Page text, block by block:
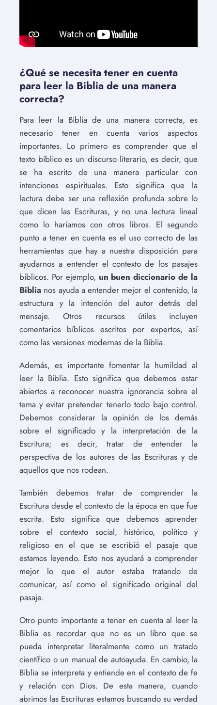
¿Qué se necesita tener en cuenta
para leer la Biblia de una manera
correcta?
Para leer la Biblia de una manera correcta, es
necesario tener en cuenta varios aspectos
importantes. Lo primero es comprender que el
texto bíblico es un discurso literario, es decir, que
se ha escrito de una manera particular con
intenciones espirituales. Esto significa que la
lectura debe ser una reflexión profunda sobre lo
que dicen las Escrituras, y no una lectura lineal
como lo haríamos con otros libros. El segundo
punto a tener en cuenta es el uso correcto de las
herramientas que hay a nuestra disposición para
ayudarnos a entender el contexto de los pasajes
bíblicos. Por ejemplo, un buen diccionario de la
Biblia nos ayuda a entender mejor el contenido, la
estructura y la intención del autor detrás del
mensaje. Otros recursos útiles incluyen
comentarios bíblicos escritos por expertos, así
como las versiones modernas de la Biblia.
Además, es importante fomentar la humildad al
leer la Biblia. Esto significa que debemos estar
abiertos a reconocer nuestra ignorancia sobre el
tema y evitar pretender tenerlo todo bajo control.
Debemos considerar la opinión de los demás
sobre el significado y la interpretación de la
Escritura; es decir, tratar de entender la
perspectiva de los autores de las Escrituras y de
aquellos que nos rodean.
También debemos tratar de comprender la
Escritura desde el contexto de la época en que fue
escrita. Esto significa que debemos aprender
sobre el contexto social, histórico, político y
religioso en el que se escribió el pasaje que
estamos leyendo. Esto nos ayudará a comprender
mejor lo que el autor estaba tratando de
comunicar, así como el significado original del
pasaje.
Otro punto importante a tener en cuenta al leer la
Biblia es recordar que no es un libro que se
pueda interpretar literalmente como un tratado
científico o un manual de autoayuda. En cambio, la
Biblia se interpreta y entiende en el contexto de fe
y relación con Dios. De esta manera, cuando
abrimos las Escrituras estamos buscando su verdad